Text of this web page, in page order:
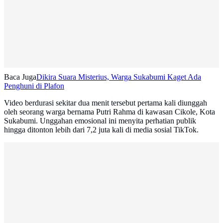
Baca JugaDikira Suara Misterius, Warga Sukabumi Kaget Ada
Penghuni di Plafon
Video berdurasi sekitar dua menit tersebut pertama kali diunggah
oleh seorang warga bernama Putri Rahma di kawasan Cikole, Kota
Sukabumi. Unggahan emosional ini menyita perhatian publik
hingga ditonton lebih dari 7,2 juta kali di media sosial TikTok.